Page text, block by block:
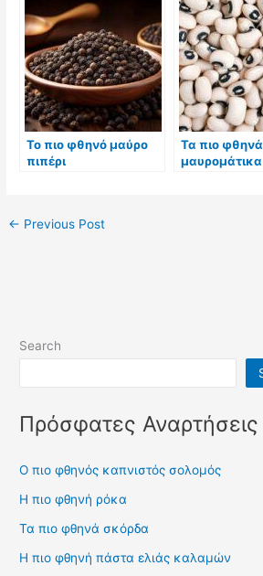
Το πιο φθηνό μαύρο
πιπέρι
Τα πιο φθηνά
← Previous Post
Search
Πρόσφατες Αναρτήσεις
Ο πιο φθηνός καπνιστός σολομός
Η πιο φθηνή ρόκα
Τα πιο φθηνά σκόρδα
Η πιο φθηνή πάστα ελιάς καλαμών